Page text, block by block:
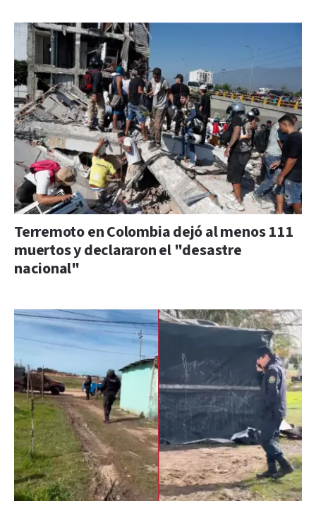
Terremoto en Colombia dejó al menos 111
muertos y declararon el "desastre
nacional"